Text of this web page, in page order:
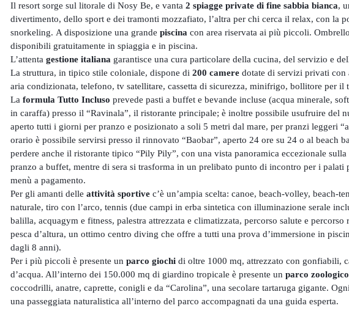
Il resort sorge sul litorale di Nosy Be, e vanta 2 spiagge private di fine sabbia bianca,
divertimento, dello sport e dei tramonti mozzafiato, l’altra per chi cerca il relax, con la
snorkeling. A disposizione una grande piscina con area riservata ai più piccoli.
disponibili gratuitamente in spiaggia e in piscina.
L’attenta gestione italiana garantisce una cura particolare della cucina, del servizio e
La struttura, in tipico stile coloniale, dispone di 200 camere dotate di servizi privati con
aria condizionata, telefono, tv satellitare, cassetta di sicurezza, minifrigo, bollitore per il
La formula Tutto Incluso prevede pasti a buffet e bevande incluse (acqua minerale,
in caraffa) presso il “Ravinala”, il ristorante principale; è inoltre possibile usufruire del
aperto tutti i giorni per pranzo e posizionato a soli 5 metri dal mare, per pranzi leggeri
orario è possibile servirsi presso il rinnovato “Baobar”, aperto 24 ore su 24 o al beach
perdere anche il ristorante tipico “Pily Pily”, con una vista panoramica eccezionale
pranzo a buffet, mentre di sera si trasforma in un prelibato punto di incontro per i
menù a pagamento.
Per gli amanti delle attività sportive c’è un’ampia scelta: canoe, beach-volley, beach-
naturale, tiro con l’arco, tennis (due campi in erba sintetica con illuminazione serale
balilla, acquagym e fitness, palestra attrezzata e climatizzata, percorso salute e
pesca d’altura, un ottimo centro diving che offre a tutti una prova d’immersione in
dagli 8 anni).
Per i più piccoli è presente un parco giochi di oltre 1000 mq, attrezzato con gonfiabili,
d’acqua. All’interno dei 150.000 mq di giardino tropicale è presente un parco zoologico
coccodrilli, anatre, caprette, conigli e da “Carolina”, una secolare tartaruga gigante.
una passeggiata naturalistica all’interno del parco accompagnati da una guida esperta.